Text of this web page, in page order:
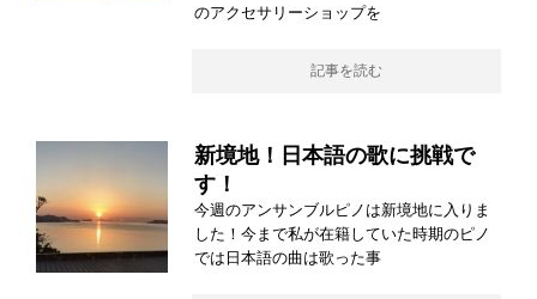
のアクセサリーショップを
記事を読む
新境地！日本語の歌に挑戦で
す！
今週のアンサンブルピノは新境地に入りま
した！今まで私が在籍していた時期のピノ
では日本語の曲は歌った事